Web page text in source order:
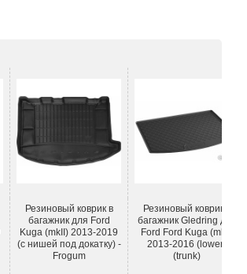
Резиновый коврик в
багажник для Ford
Kuga (mkII) 2013-2019
(с нишей под докатку) -
Frogum
Резиновый коврик в
багажник Gledring для
Ford Ford Kuga (mkII)
2013-2016 (lower)
(trunk)